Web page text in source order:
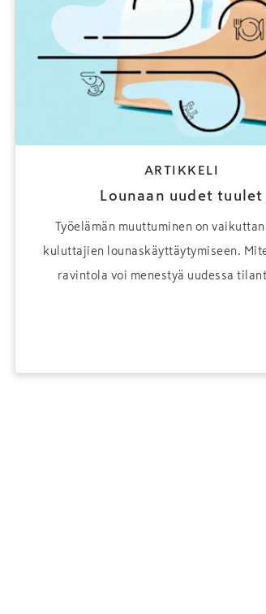
ARTIKKELI
Lounaan uudet tuulet
Työelämän muuttuminen on
kuluttajien lounaskäyttäytymiseen.
ravintola voi menestyä uudessa